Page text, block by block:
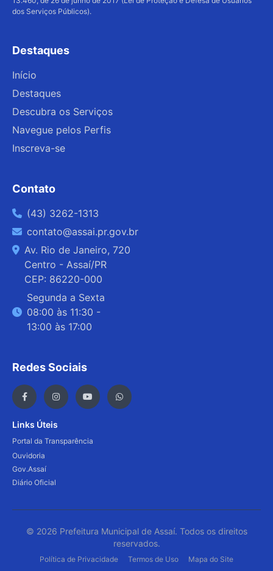
dos Serviços Públicos).
Destaques
Início
Destaques
Descubra os Serviços
Navegue pelos Perfis
Inscreva-se
Contato
(43) 3262-1313
contato@assai.pr.gov.br
Av. Rio de Janeiro, 720
Centro - Assaí/PR
CEP: 86220-000
Segunda a Sexta
08:00 às 11:30 -
13:00 às 17:00
Redes Sociais
Links Úteis
Portal da Transparência
Ouvidoria
Gov.Assaí
Diário Oficial
© 2026 Prefeitura Municipal de Assaí. Todos os direitos
reservados.
Política de Privacidade Termos de Uso Mapa do Site